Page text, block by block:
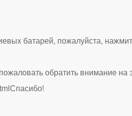
батарей, пожалуйста,
обратить внимание на
Спасибо!